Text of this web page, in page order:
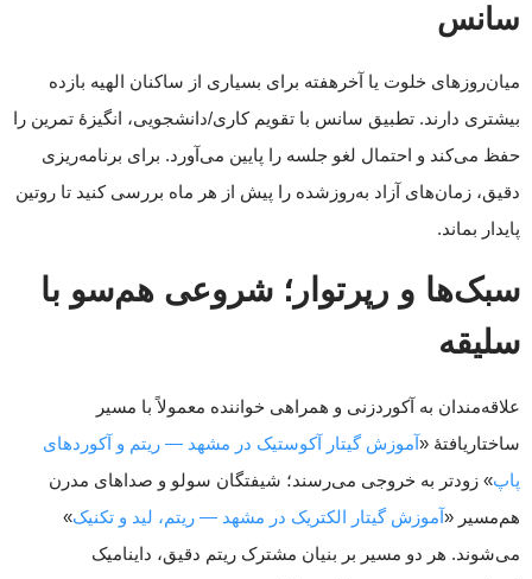
سانس
میان‌روزهای خلوت یا آخرهفته برای بسیاری از ساکنان الهیه بازده
بیشتری دارند. تطبیق سانس با تقویم کاری/دانشجویی، انگیزهٔ تمرین را
حفظ می‌کند و احتمال لغو جلسه را پایین می‌آورد. برای برنامه‌ریزی
دقیق، زمان‌های آزاد به‌روزشده را پیش از هر ماه بررسی کنید تا روتین
پایدار بماند.
سبک‌ها و رپرتوار؛ شروعی هم‌سو با
سلیقه
علاقه‌مندان به آکوردزنی و همراهی خواننده معمولاً با مسیر
ساختاریافتهٔ «آموزش گیتار آکوستیک در مشهد — ریتم و آکوردهای
پاپ» زودتر به خروجی می‌رسند؛ شیفتگان سولو و صداهای مدرن
هم‌مسیر «آموزش گیتار الکتریک در مشهد — ریتم، لید و تکنیک»
می‌شوند. هر دو مسیر بر بنیان مشترک ریتم دقیق، داینامیک